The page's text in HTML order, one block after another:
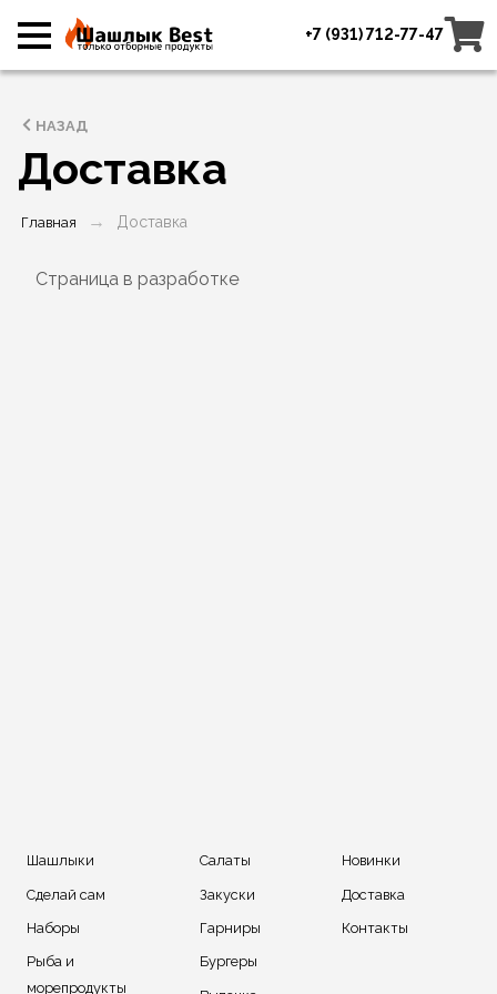
+7 (931) 712-77-47
НАЗАД
Доставка
Главная Доставка
Страница в разработке
Шашлыки
Сделай сам
Наборы
Рыба и
морепродукты
Салаты
Закуски
Гарниры
Бургеры
Новинки
Доставка
Контакты